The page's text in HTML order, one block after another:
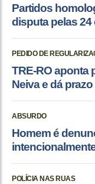
Partidos
disputa pelas 24
PEDIDO DE
TRE-RO aponta
Neiva e dá
ABSURDO
Homem é
POLÍCIA NAS RUAS